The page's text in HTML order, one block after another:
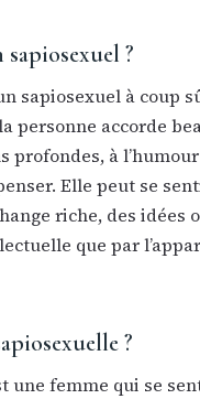
?
sapiosexuel à coup
personne accorde
profondes, à
Elle peut se
riche, des idées
que par
?
une femme qui se